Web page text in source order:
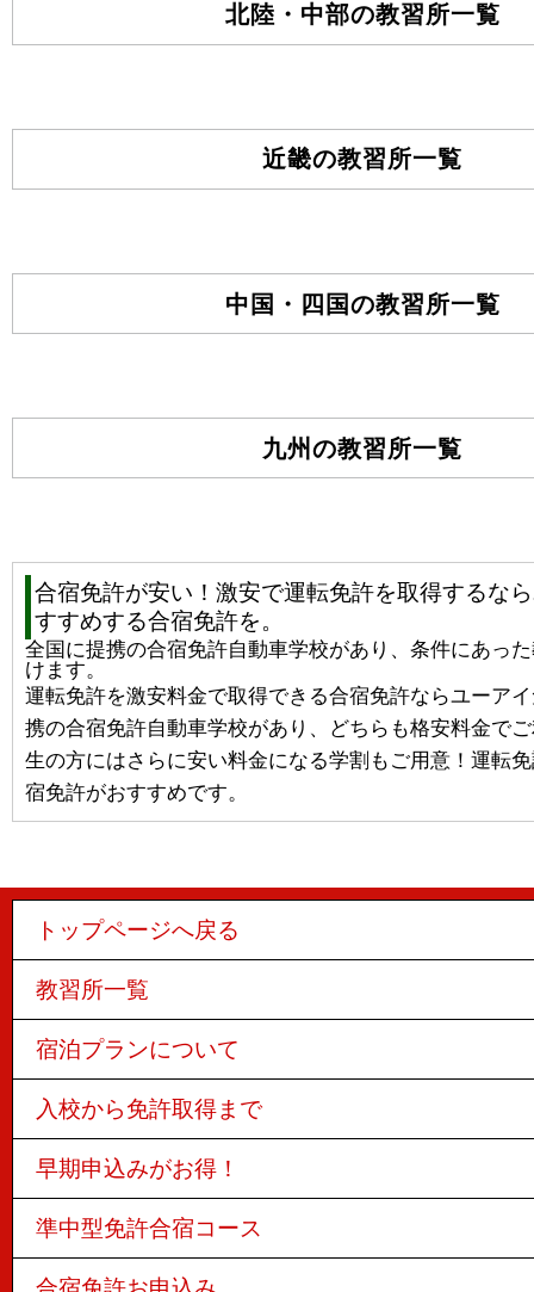
北陸・中部の教習所⼀覧
近畿の教習所⼀覧
中国・四国の教習所⼀覧
九州の教習所⼀覧
合宿免許が安い！激安で運転免許を取得するな
すすめする合宿免許を。
全国に提携の合宿免許自動車学校があり、条件にあっ
けます。
運転免許を激安料金で取得できる合宿免許ならユーア
携の合宿免許自動車学校があり、どちらも格安料金で
生の方にはさらに安い料金になる学割もご用意！運転
宿免許がおすすめです。
トップページへ戻る
教習所一覧
宿泊プランについて
入校から免許取得まで
早期申込みがお得！
準中型免許合宿コース